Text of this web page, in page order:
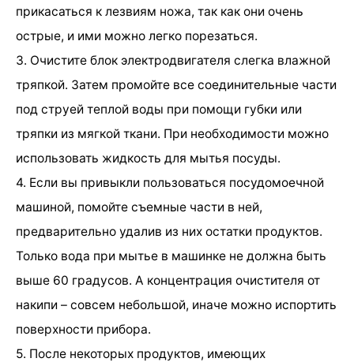
прикасаться к лезвиям ножа, так как они очень
острые, и ими можно легко порезаться.
3. Очистите блок электродвигателя слегка влажной
тряпкой. Затем промойте все соединительные части
под струей теплой воды при помощи губки или
тряпки из мягкой ткани. При необходимости можно
использовать жидкость для мытья посуды.
4. Если вы привыкли пользоваться посудомоечной
машиной, помойте съемные части в ней,
предварительно удалив из них остатки продуктов.
Только вода при мытье в машинке не должна быть
выше 60 градусов. А концентрация очистителя от
накипи – совсем небольшой, иначе можно испортить
поверхности прибора.
5. После некоторых продуктов, имеющих